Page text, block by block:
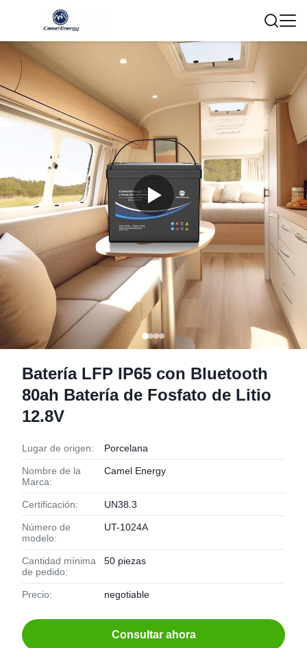
Batería LFP IP65 con Bluetooth
80ah Batería de Fosfato de Litio
12.8V
Lugar de origen: Porcelana
Nombre de la
Marca:
Camel Energy
Certificación: UN38.3
Número de
modelo:
UT-1024A
Cantidad mínima
de pedido:
50 piezas
Precio: negotiable
Consultar ahora